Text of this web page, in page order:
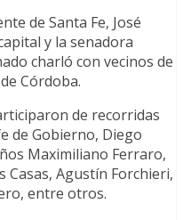
de Santa Fe, José
y la senadora
charló con vecinos de
Córdoba.
de recorridas
de Gobierno, Diego
Maximiliano Ferraro,
Casas, Agustín Forchieri,
entre otros.